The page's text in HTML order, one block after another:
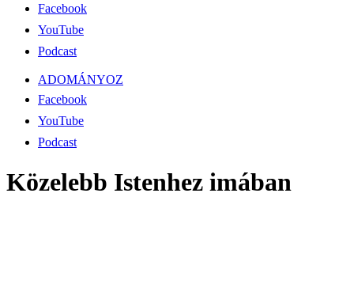
Facebook
YouTube
Podcast
ADOMÁNYOZ
Facebook
YouTube
Podcast
Közelebb Istenhez imában